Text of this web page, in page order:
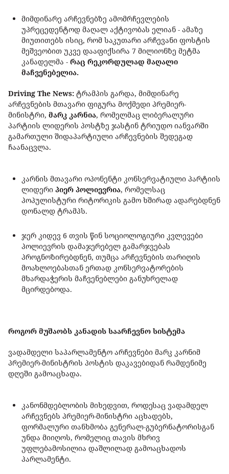
მიმდინარე არჩევნებზე ამომრჩევლების
უპრეცედენტოდ მაღალ აქტივობას ელიან - ამაზე
მიუთითებს ისიც, რომ საკუთარი არჩევანი ფოსტის
მეშვეობით უკვე დააფიქსირა 7 მილიონზე მეტმა
კანადელმა - რაც რეკორდულად მაღალი
მაჩვენებელია.
Driving The News: ტრამპის გარდა, მიმდინარე
არჩევნების მთავარი ფიგურა მოქმედი პრემიერ-
მინისტრი, მარკ კარნია, რომელმაც ლიბერალური
პარტიის ლიდერის პოსტზე ჯასტინ ტრიუდო იანვარში
გამართული შიდაპარტიული არჩევნების შედეგად
ჩაანაცვლა.
კარნის მთავარი ოპონენტი კონსერვატიული პარტიის
ლიდერი პიერ პოლიევრია, რომელსაც
პოპულისტური რიტორიკის გამო ხშირად ადარებდნენ
დონალდ ტრამპს.
ჯერ კიდევ 6 თვის წინ სოციოლოგიური კვლევები
პოლიევრის დამაჯერებელ გამარჯვებას
პროგნოზირებდნენ, თუმცა არჩევნების თარიღის
მოახლოებასთან ერთად კონსერვატორების
მხარდაჭერის მაჩვენებლები განუხრელად
მცირდებოდა.
როგორ მუშაობს კანადის საარჩევნო სისტემა
ვადამდელი საპარლამენტო არჩევნები მარკ კარნიმ
პრემიერ-მინისტრის პოსტის დაკავებიდან რამდენიმე
დღეში გამოაცხადა.
კანონმდებლობის მიხედვით, როდესაც ვადამდელ
არჩევნებს პრემიერ-მინისტრი აცხადებს,
ფორმალური თანხმობა გენერალ-გუბერნატორისგან
უნდა მიიღოს, რომელიც თავის მხრივ
უფლებამოსილია დაშლილად გამოაცხადოს
პარლამენტი.